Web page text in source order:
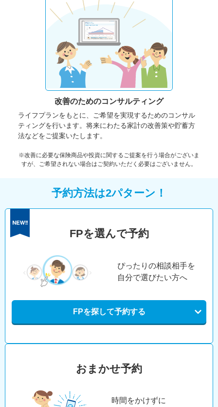
改善のためのコンサルティング
ライフプランをもとに、ご希望を実現するためのコンサル
ティングを行います。将来にわたる家計の改善策や貯蓄方
法などをご提案いたします。
※改善に必要な保険商品や投資に関するご提案を行う場合がございま
すが、ご希望されない場合はご契約いただく必要はございません。
予約方法は2パターン！
FPを選んで予約
ぴったりの相談相手を
自分で選びたい方へ
FPを探して予約する
おまかせ予約
時間をかけずに